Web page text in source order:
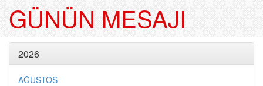
GÜNÜN MESAJI
2026
AĞUSTOS